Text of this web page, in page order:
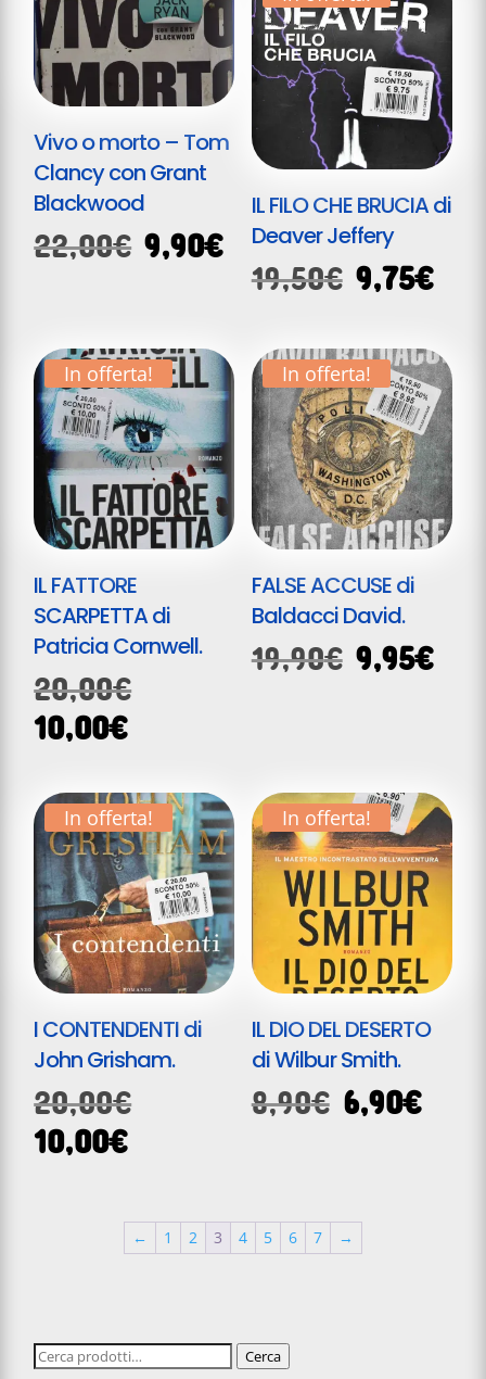
10,00€.
Vivo o morto – Tom
Clancy con Grant
Blackwood
22,00€ Il
era:
22,00€.
9,90€Il
prezzo
9,90€.
IL FILO CHE BRUCIA di
Deaver Jeffery
19,50€ Il
originale
era:
19,50€.
9,75€Il
è:
In offerta!
IL FATTORE
SCARPETTA di
Patricia Cornwell.
20,00€Il
era:
20,00€.
10,00€Il
attuale
è:
10,00€.
In offerta!
FALSE ACCUSE di
Baldacci David.
19,90€ Il
19,90€.
9,95€Il
In offerta!
I CONTENDENTI di
John Grisham.
20,00€Il
20,00€.
10,00€Il
è:
In offerta!
IL DIO DEL DESERTO
di Wilbur Smith.
8,90€ Il
8,90€.
6,90€Il
← 1 2 3 4 5 6 7 →
Cerca: Cerca